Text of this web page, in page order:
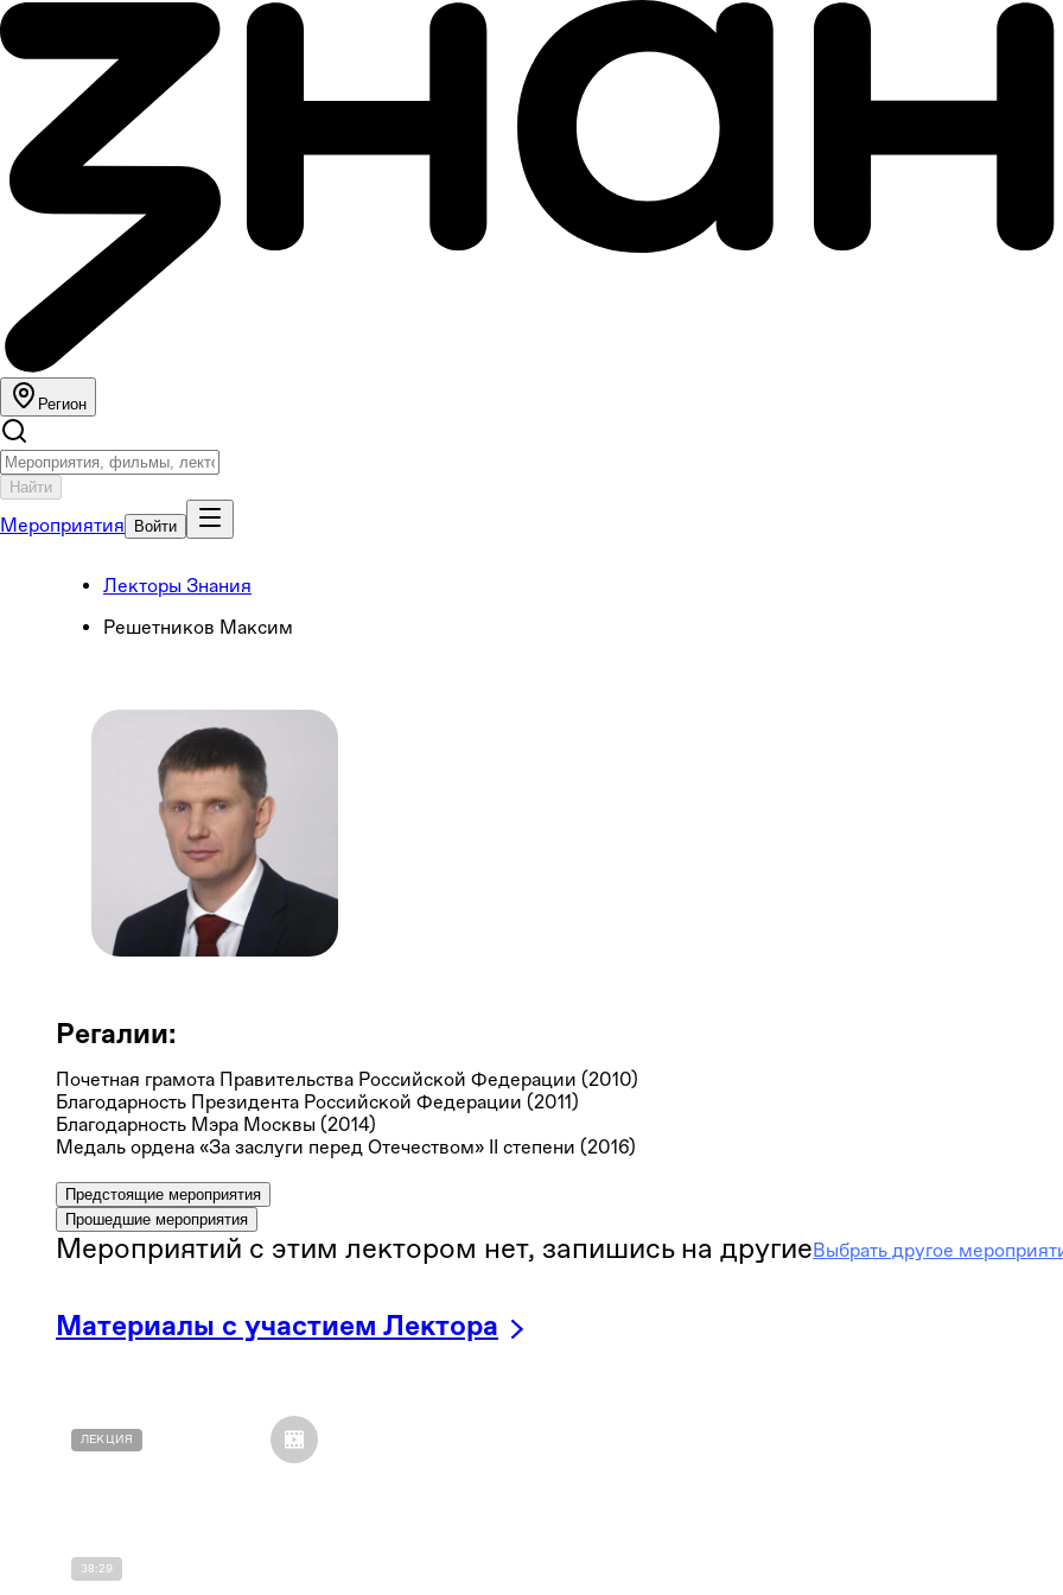
Регион
Найти
Мероприятия Войти
Лекторы Знания
Решетников Максим
Регалии:
Почетная грамота Правительства Российской Федерации (2010)
Благодарность Президента Российской Федерации (2011)
Благодарность Мэра Москвы (2014)
Медаль ордена «За заслуги перед Отечеством» II степени (2016)
Предстоящие мероприятия
Прошедшие мероприятия
Мероприятий с этим лектором нет, запишись на другиеВыбрать другое
Материалы с участием Лектора
ЛЕКЦИЯ
38:29